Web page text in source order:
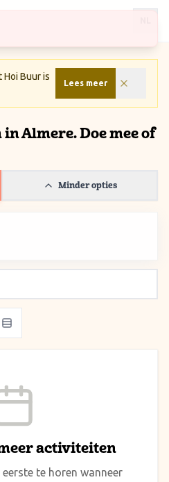
Hoi Buur is
Lees meer
Almere. Doe mee of
Minder opties
activiteiten
te horen wanneer